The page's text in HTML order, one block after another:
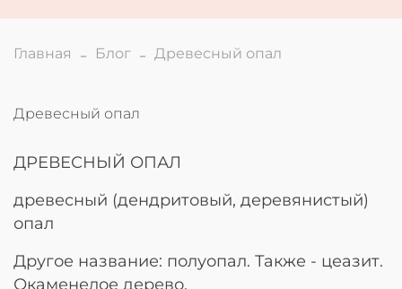
Главная Блог Древесный опал
Древесный опал
ДРЕВЕСНЫЙ ОПАЛ
древесный (дендритовый, деревянистый)
опал
Другое название: полуопал. Также - цеазит.
Окаменелое дерево.